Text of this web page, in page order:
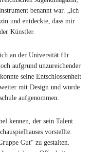
benannt war. „Ich
und entdeckte, dass mir
Künstler.
an der Universität für
aufgrund unzureichender
seine Entschlossenheit
mit Design und wurde
aufgenommen.
kennen, der sein Talent
vorstellte.
Gut“ zu gestalten.